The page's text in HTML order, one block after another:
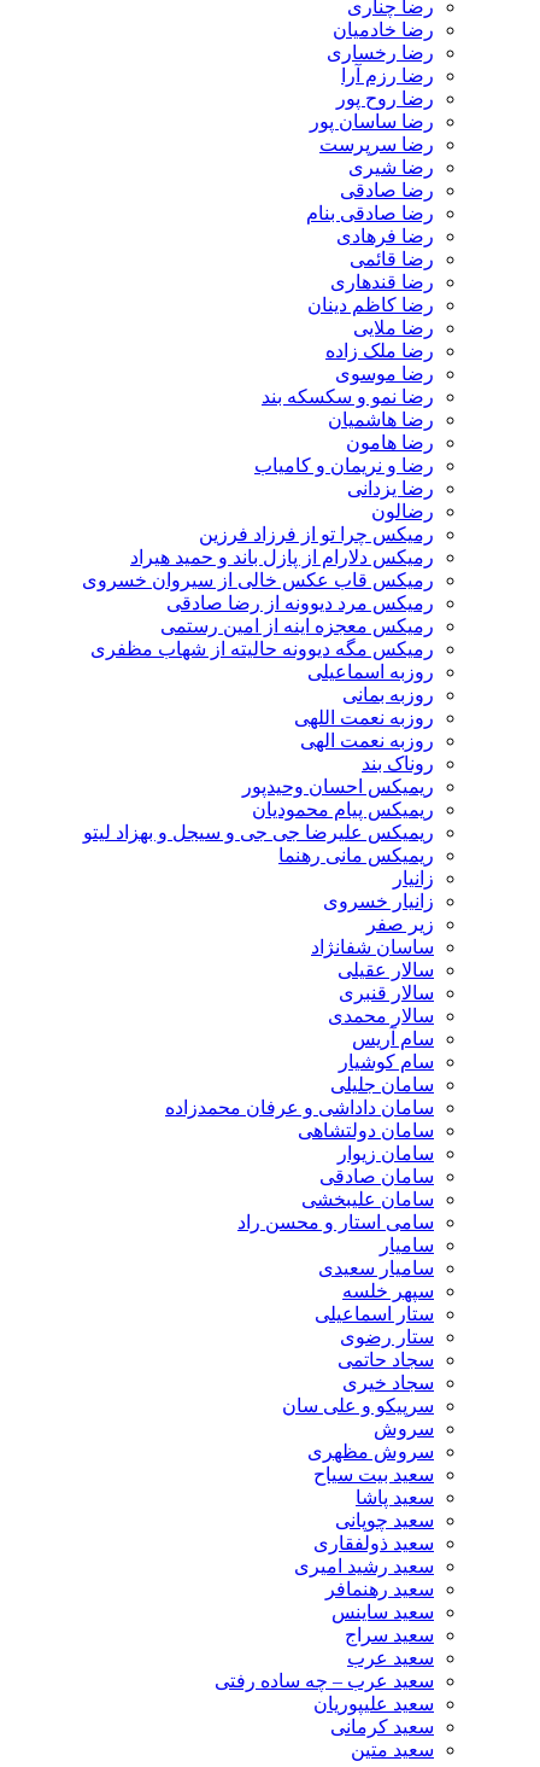
رضا چناری
رضا خادمیان
رضا رخساری
رضا رزم آرا
رضا روح پور
رضا ساسان پور
رضا سرپرست
رضا شیری
رضا صادقی
رضا صادقی بنام
رضا فرهادی
رضا قائمی
رضا قندهاری
رضا کاظم دینان
رضا ملایی
رضا ملک زاده
رضا موسوی
رضا نمو و سکسکه بند
رضا هاشمیان
رضا هامون
رضا و نریمان و کامیاب
رضا یزدانی
رضالون
رمیکس چرا تو از فرزاد فرزین
رمیکس دلارام از پازل باند و حمید هیراد
رمیکس قاب عکس خالی از سیروان خسروی
رمیکس مرد دیوونه از رضا صادقی
رمیکس معجزه اینه از امین رستمی
رمیکس مگه دیوونه حالیته از شهاب مظفری
روزبه اسماعیلی
روزبه بمانی
روزبه نعمت اللهی
روزبه نعمت الهی
روناک بند
ریمیکس احسان وحیدپور
ریمیکس پیام محمودیان
ریمیکس علیرضا جی جی و سیجل و بهزاد لیتو
ریمیکس مانی رهنما
زانیار
زانیار خسروی
زیر صفر
ساسان شفانژاد
سالار عقیلی
سالار قنبری
سالار محمدی
سام آریس
سام کوشیار
سامان جلیلی
سامان داداشی و عرفان محمدزاده
سامان دولتشاهی
سامان زیوار
سامان صادقی
سامان علیبخشی
سامی استار و محسن راد
سامیار
سامیار سعیدی
سپهر خلسه
ستار اسماعیلی
ستار رضوی
سجاد حاتمی
سجاد خیری
سرپیکو و علی سان
سروش
سروش مظهری
سعید بیت سیاح
سعید پاشا
سعید چوپانی
سعید ذولفقاری
سعید رشید امیری
سعید رهنمافر
سعید ساینس
سعید سراج
سعید عرب
سعید عرب – چه ساده رفتی
سعید علیپوریان
سعید کرمانی
سعید متین